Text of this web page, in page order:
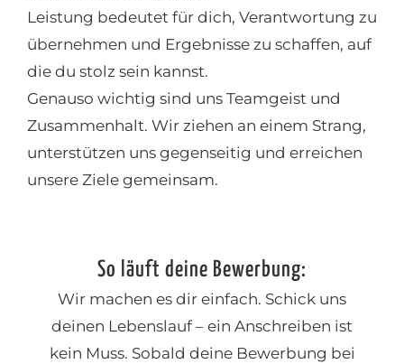
Leistung bedeutet für dich, Verantwortung zu
übernehmen und Ergebnisse zu schaffen, auf
die du stolz sein kannst.
Genauso wichtig sind uns Teamgeist und
Zusammenhalt. Wir ziehen an einem Strang,
unterstützen uns gegenseitig und erreichen
unsere Ziele gemeinsam.
So läuft deine Bewerbung:
Wir machen es dir einfach. Schick uns
deinen Lebenslauf – ein Anschreiben ist
kein Muss. Sobald deine Bewerbung bei